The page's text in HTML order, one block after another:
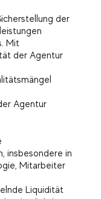
der
Mit
der Agentur
Agentur
insbesondere in
Mitarbeiter
Liquidität